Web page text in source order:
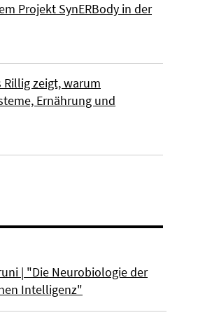
Projekt SynERBody in der
zeigt, warum
Ernährung und
| "Die Neurobiologie der
Intelligenz"